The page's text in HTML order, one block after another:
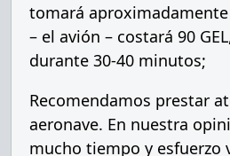
tomará
– el avión – costará 90
durante 30-40 minutos;
Recomendamos prestar
aeronave. En nuestra
mucho tiempo y esfuerzo